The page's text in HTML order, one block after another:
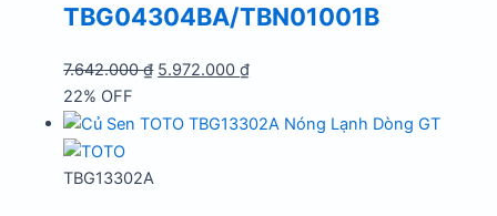
TBG04304BA/TBN01001B
7.642.000₫ Giá
là:
5.972.000₫Giá
tại
22% OFF
TBG13302A